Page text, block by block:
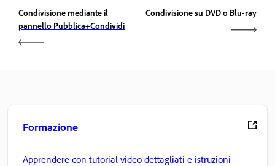
Condivisione mediante il
pannello Pubblica+Condividi
Condivisione su DVD o Blu-ray
Formazione
Apprendere con tutorial video dettagliati e istruzioni